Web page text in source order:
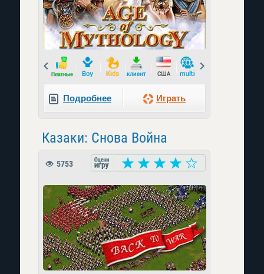
Prev
Подробнее Играть
Казаки: Снова Война
5753